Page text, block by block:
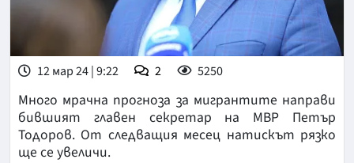
12 мар 24 | 9:22 2 5250
Много мрачна прогноза за мигрантите направи
бившият главен секретар на МВР Петър
Тодоров. От следващия месец натискът рязко
ще се увеличи.